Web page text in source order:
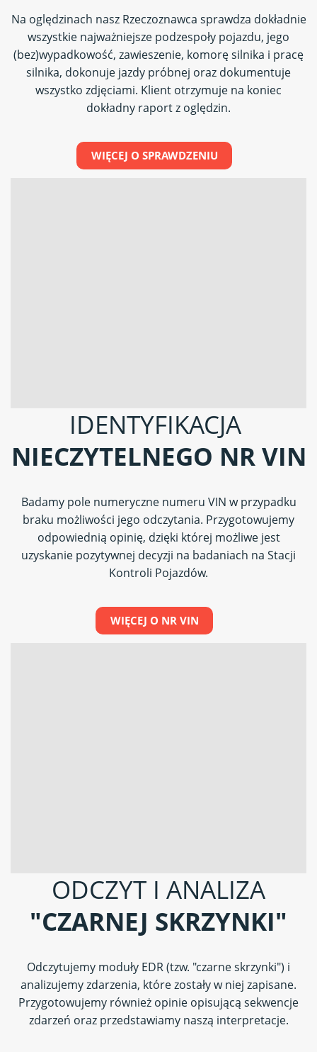
Na oględzinach nasz Rzeczoznawca sprawdza dokładnie
wszystkie najważniejsze podzespoły pojazdu, jego
(bez)wypadkowość, zawieszenie, komorę silnika i pracę
silnika, dokonuje jazdy próbnej oraz dokumentuje
wszystko zdjęciami. Klient otrzymuje na koniec
dokładny raport z oględzin.
WIĘCEJ O SPRAWDZENIU
IDENTYFIKACJA
NIECZYTELNEGO NR VIN
Badamy pole numeryczne numeru VIN w przypadku
braku możliwości jego odczytania. Przygotowujemy
odpowiednią opinię, dzięki której możliwe jest
uzyskanie pozytywnej decyzji na badaniach na Stacji
Kontroli Pojazdów.
WIĘCEJ O NR VIN
ODCZYT I ANALIZA
"CZARNEJ SKRZYNKI"
Odczytujemy moduły EDR (tzw. "czarne skrzynki") i
analizujemy zdarzenia, które zostały w niej zapisane.
Przygotowujemy również opinie opisującą sekwencje
zdarzeń oraz przedstawiamy naszą interpretacje.